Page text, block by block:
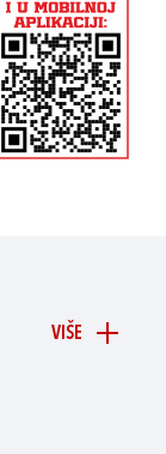
VIŠE